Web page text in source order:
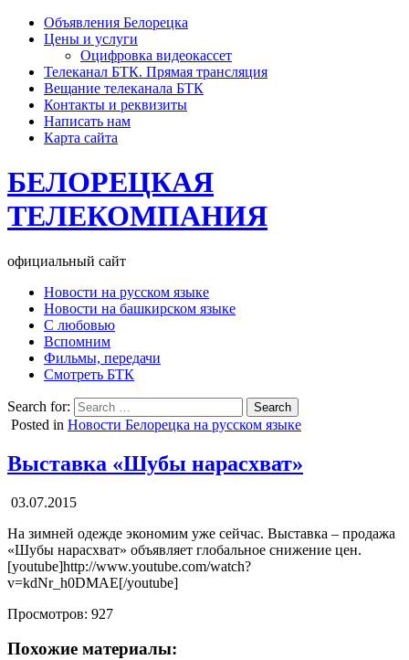
Объявления Белорецка
Цены и услуги
Оцифровка видеокассет
Телеканал БТК. Прямая трансляция
Вещание телеканала БТК
Контакты и реквизиты
Написать нам
Карта сайта
БЕЛОРЕЦКАЯ
ТЕЛЕКОМПАНИЯ
официальный сайт
Новости на русском языке
Новости на башкирском языке
С любовью
Вспомним
Фильмы, передачи
Смотреть БТК
Search for:
Posted in Новости Белорецка на русском языке
Выставка «Шубы нарасхват»
03.07.2015
На зимней одежде экономим уже сейчас. Выставка – продажа
«Шубы нарасхват» объявляет глобальное снижение цен.
[youtube]http://www.youtube.com/watch?
v=kdNr_h0DMAE[/youtube]
Просмотров: 927
Похожие материалы: